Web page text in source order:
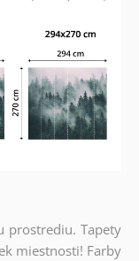
prostrediu. Tapety
miestnosti! Farby